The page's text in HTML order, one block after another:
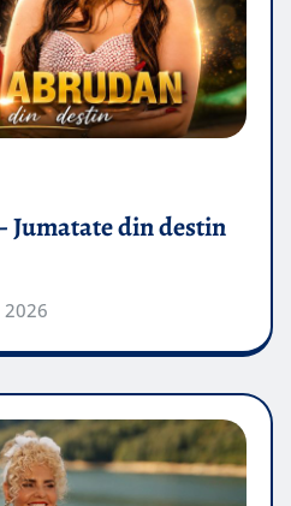
Jumatate din destin
2026